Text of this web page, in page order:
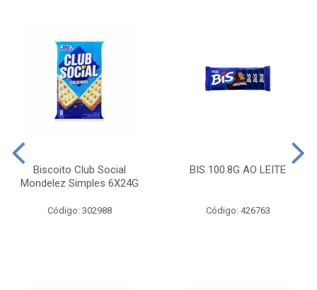
Biscoito Club Social
Mondelez Simples 6X24G
Código: 302988
BIS 100.8G AO LEITE
Código: 426763